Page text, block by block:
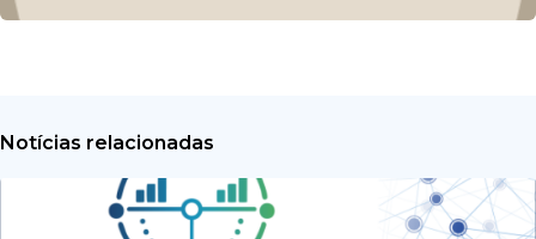
Notícias relacionadas